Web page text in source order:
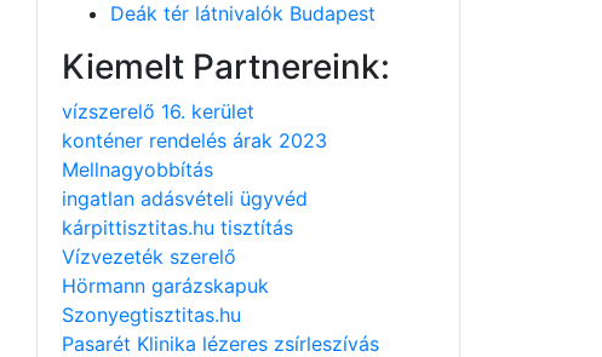
Deák tér látnivalók Budapest
Kiemelt Partnereink:
vízszerelő 16. kerület
konténer rendelés árak 2023
Mellnagyobbítás
ingatlan adásvételi ügyvéd
kárpittisztitas.hu tisztítás
Vízvezeték szerelő
Hörmann garázskapuk
Szonyegtisztitas.hu
Pasarét Klinika lézeres zsírleszívás